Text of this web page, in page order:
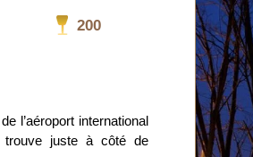
200
l’aéroport international
trouve juste à côté de